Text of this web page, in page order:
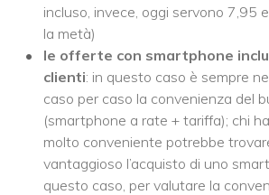
incluso, invece, oggi servono 7,95
la metà)
le offerte con smartphone
clienti: in questo caso è sempre
caso per caso la convenienza del
(smartphone a rate + tariffa); chi
molto conveniente potrebbe
vantaggioso l’acquisto di uno
questo caso, per valutare la